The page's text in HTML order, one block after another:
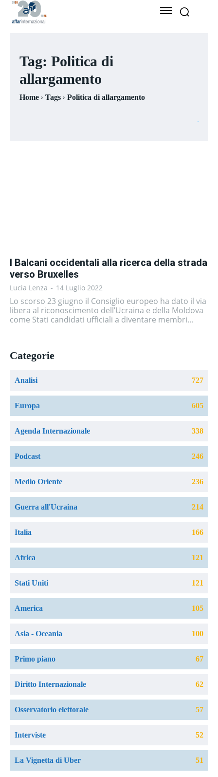
Tag: Politica di
allargamento
Home Tags Politica di allargamento
I Balcani occidentali alla ricerca della strada
verso Bruxelles
Lucia Lenza - 14 Luglio 2022
Lo scorso 23 giugno il Consiglio europeo ha dato il via
libera al riconoscimento dell’Ucraina e della Moldova
come Stati candidati ufficiali a diventare membri...
Categorie
Analisi 727
Europa 605
Agenda Internazionale 338
Podcast 246
Medio Oriente 236
Guerra all'Ucraina 214
Italia 166
Africa 121
Stati Uniti 121
America 105
Asia - Oceania 100
Primo piano 67
Diritto Internazionale 62
Osservatorio elettorale 57
Interviste 52
La Vignetta di Uber 51